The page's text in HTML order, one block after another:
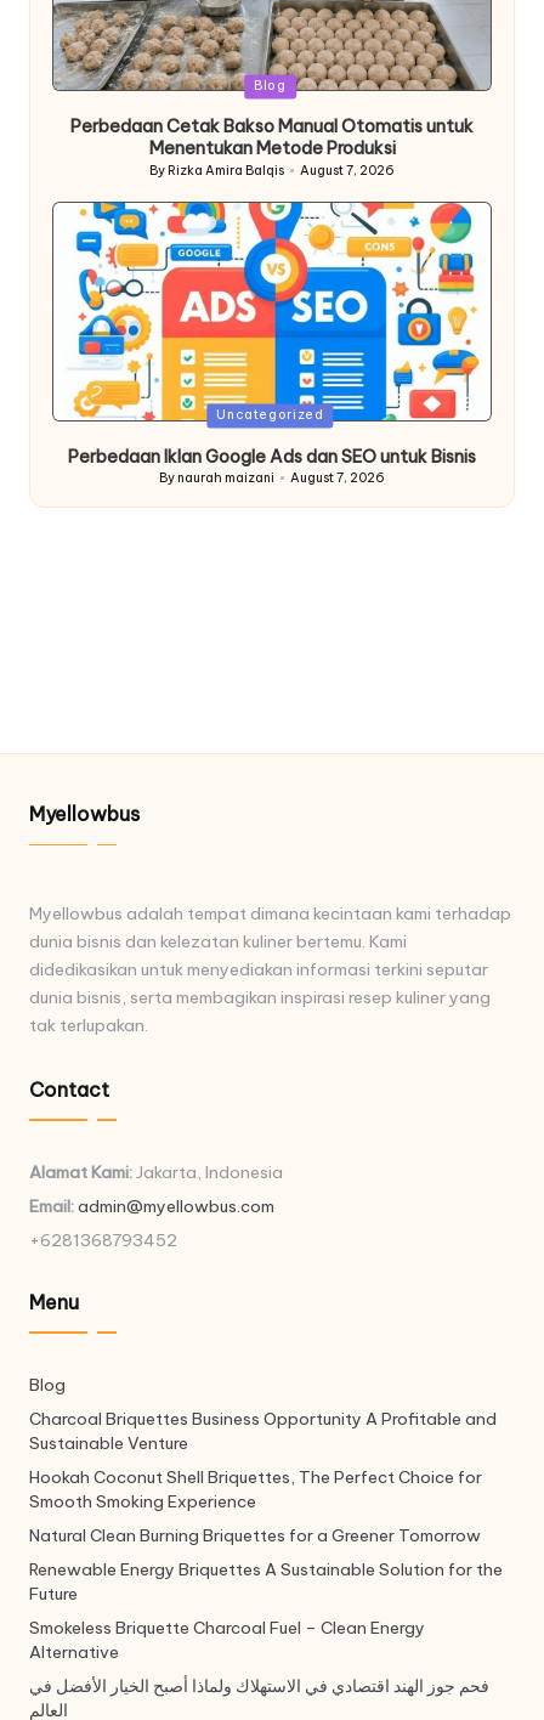
Posted
Blog
Perbedaan Cetak Bakso Manual Otomatis untuk
Menentukan Metode Produksi
Posted
By Rizka Amira Balqis August 7, 2026
Posted
Uncategorized
Perbedaan Iklan Google Ads dan SEO untuk Bisnis
Posted
By naurah maizani August 7, 2026
Myellowbus
Myellowbus adalah tempat dimana kecintaan kami terhadap
dunia bisnis dan kelezatan kuliner bertemu. Kami
didedikasikan untuk menyediakan informasi terkini seputar
dunia bisnis, serta membagikan inspirasi resep kuliner yang
tak terlupakan.
Contact
Alamat Kami:Jakarta, Indonesia
Email:admin@myellowbus.com
+6281368793452
Menu
Blog
Charcoal Briquettes Business Opportunity A Profitable and
Sustainable Venture
Hookah Coconut Shell Briquettes, The Perfect Choice for
Smooth Smoking Experience
Natural Clean Burning Briquettes for a Greener Tomorrow
Renewable Energy Briquettes A Sustainable Solution for the
Future
Smokeless Briquette Charcoal Fuel – Clean Energy
Alternative
فحم جوز الهند اقتصادي في الاستهلاك ولماذا أصبح الخيار الأفضل في
العالم